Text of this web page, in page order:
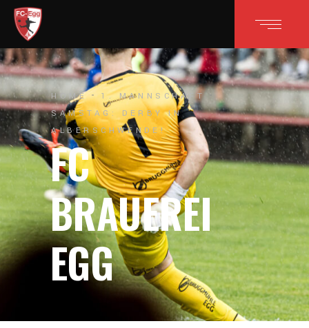
HOME
1. MANNSCHAFT
SAMSTAG: DERBY IN
ALBERSCHWENDE!
FC
BRAUEREI
EGG